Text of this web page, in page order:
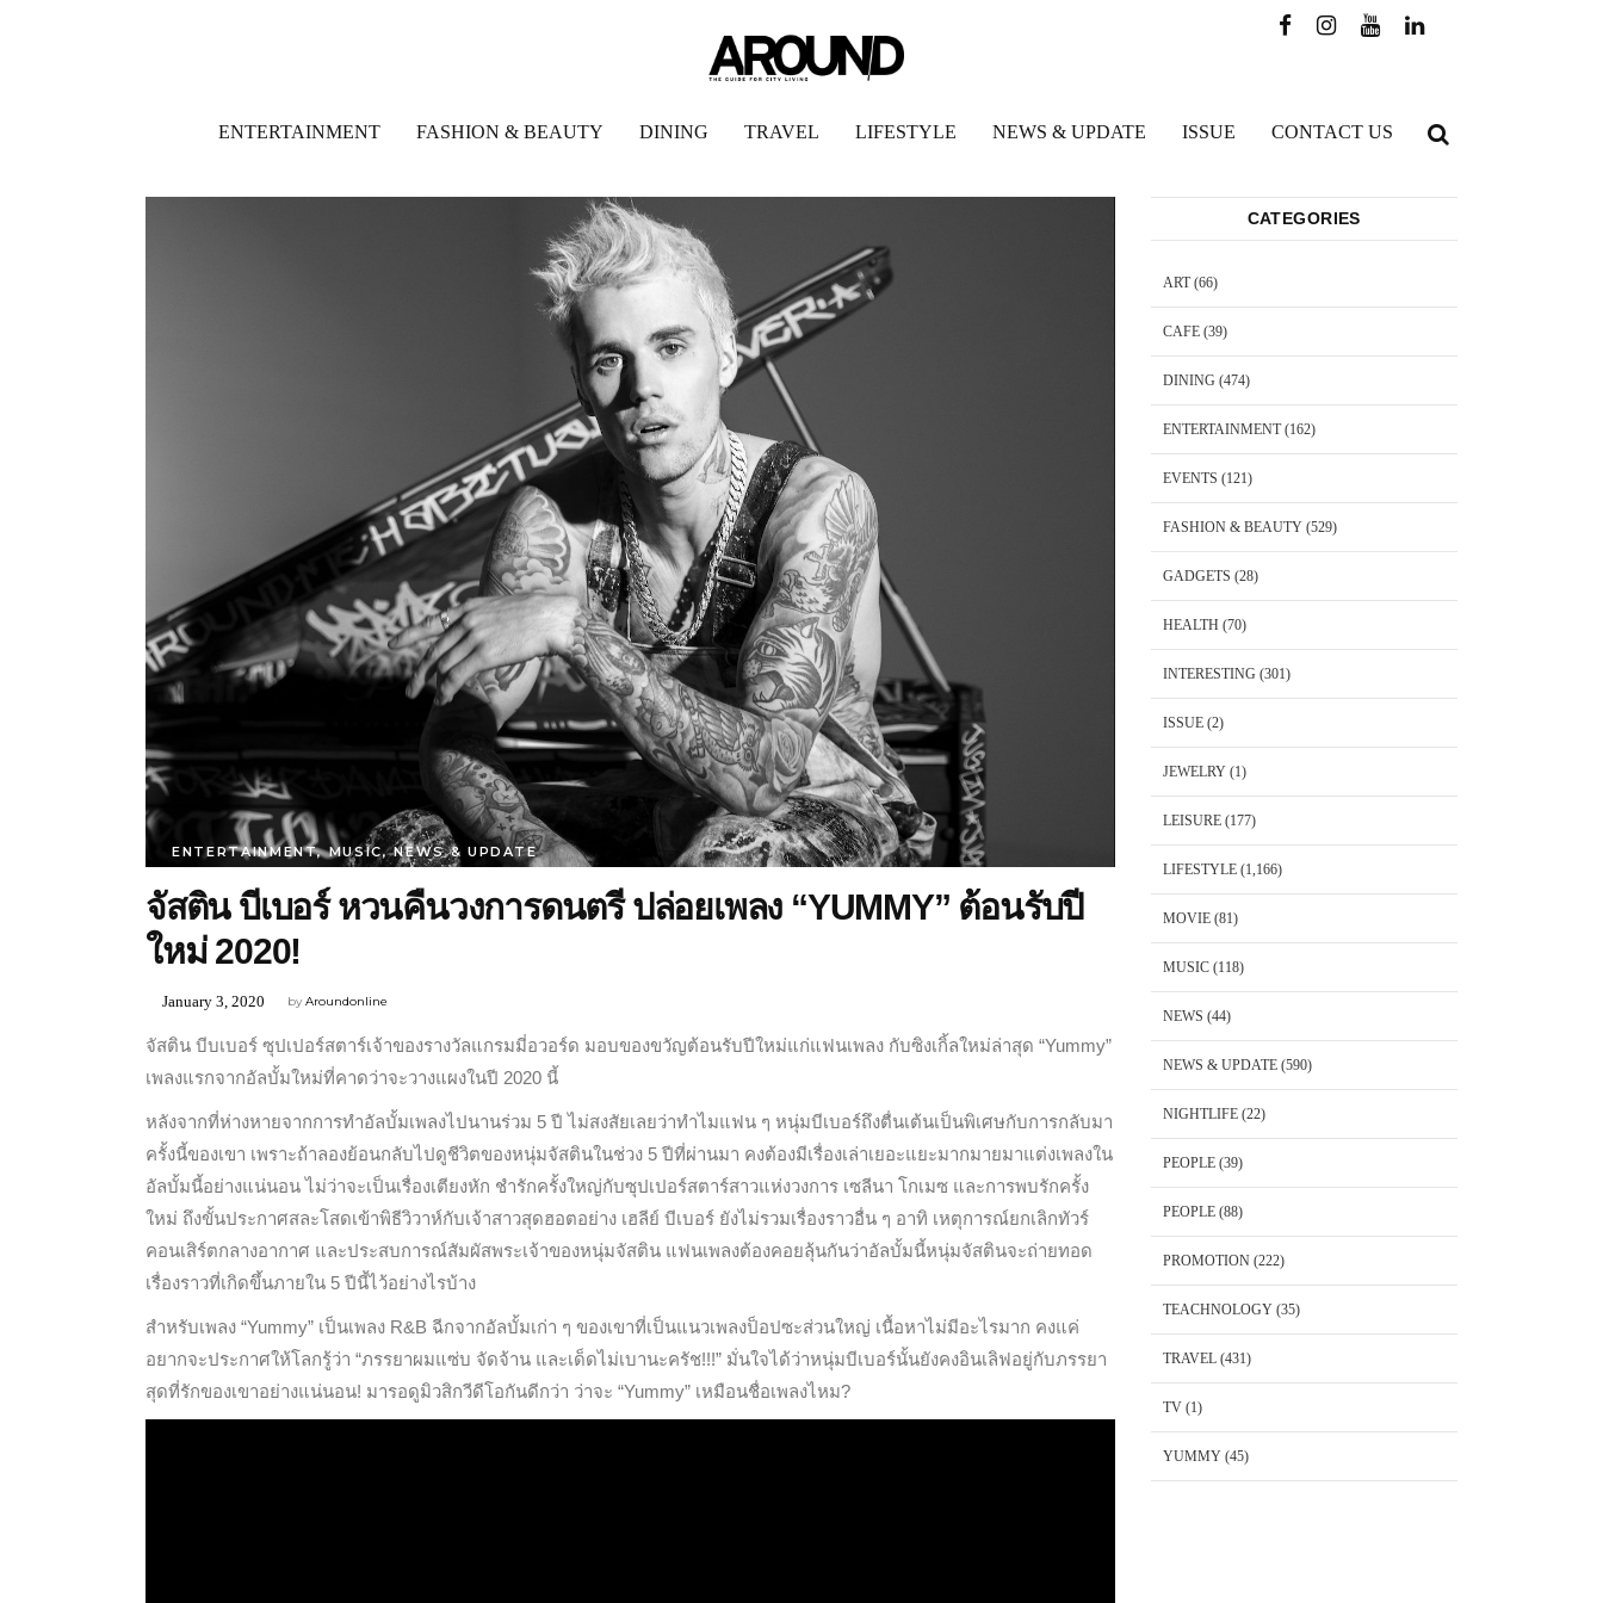
ENTERTAINMENT FASHION & BEAUTY DINING TRAVEL LIFESTYLE NEWS & UPDATE ISSUE CONTACT US
ENTERTAINMENT,MUSIC,NEWS & UPDATE
จัสติน บีเบอร์ หวนคืนวงการดนตรี ปล่อยเพลง “YUMMY” ต้อนรับปี
ใหม่ 2020!
byAroundonline
January 3, 2020
จัสติน บีบเบอร์ ซุปเปอร์สตาร์เจ้าของรางวัลแกรมมี่อวอร์ด มอบของขวัญต้อนรับปีใหม่แก่แฟนเพลง กับซิงเกิ้ลใหม่ล่าสุด “Yummy”
เพลงแรกจากอัลบั้มใหม่ที่คาดว่าจะวางแผงในปี 2020 นี้
หลังจากที่ห่างหายจากการทำอัลบั้มเพลงไปนานร่วม 5 ปี ไม่สงสัยเลยว่าทำไมแฟน ๆ หนุ่มบีเบอร์ถึงตื่นเต้นเป็นพิเศษกับการกลับมา
ครั้งนี้ของเขา เพราะถ้าลองย้อนกลับไปดูชีวิตของหนุ่มจัสตินในช่วง 5 ปีที่ผ่านมา คงต้องมีเรื่องเล่าเยอะแยะมากมายมาแต่งเพลงใน
อัลบั้มนี้อย่างแน่นอน ไม่ว่าจะเป็นเรื่องเตียงหัก ชำรักครั้งใหญ่กับซุปเปอร์สตาร์สาวแห่งวงการ เซลีนา โกเมซ และการพบรักครั้ง
ใหม่ ถึงขั้นประกาศสละโสดเข้าพิธีวิวาห์กับเจ้าสาวสุดฮอตอย่าง เฮลีย์ บีเบอร์ ยังไม่รวมเรื่องราวอื่น ๆ อาทิ เหตุการณ์ยกเลิกทัวร์
คอนเสิร์ตกลางอากาศ และประสบการณ์สัมผัสพระเจ้าของหนุ่มจัสติน แฟนเพลงต้องคอยลุ้นกันว่าอัลบั้มนี้หนุ่มจัสตินจะถ่ายทอด
เรื่องราวที่เกิดขึ้นภายใน 5 ปีนี้ไว้อย่างไรบ้าง
สำหรับเพลง “Yummy” เป็นเพลง R&B ฉีกจากอัลบั้มเก่า ๆ ของเขาที่เป็นแนวเพลงป็อปซะส่วนใหญ่ เนื้อหาไม่มีอะไรมาก คงแค่
อยากจะประกาศให้โลกรู้ว่า “ภรรยาผมแซ่บ จัดจ้าน และเด็ดไม่เบานะครัช!!!” มั่นใจได้ว่าหนุ่มบีเบอร์นั้นยังคงอินเลิฟอยู่กับภรรยา
สุดที่รักของเขาอย่างแน่นอน! มารอดูมิวสิกวีดีโอกันดีกว่า ว่าจะ “Yummy” เหมือนชื่อเพลงไหม?
CATEGORIES
ART(66)
CAFE(39)
DINING (474)
ENTERTAINMENT(162)
EVENTS (121)
FASHION & BEAUTY(529)
GADGETS (28)
HEALTH (70)
INTERESTING (301)
ISSUE(2)
JEWELRY(1)
LEISURE(177)
LIFESTYLE(1,166)
MOVIE(81)
MUSIC(118)
NEWS (44)
NEWS & UPDATE(590)
NIGHTLIFE(22)
PEOPLE(39)
PEOPLE(88)
PROMOTION(222)
TEACHNOLOGY(35)
TRAVEL(431)
TV(1)
YUMMY(45)